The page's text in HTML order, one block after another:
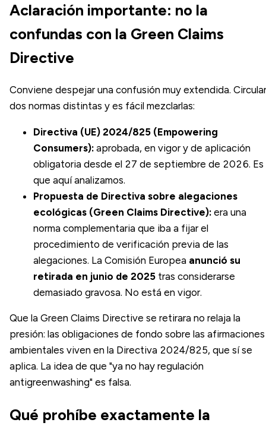
Aclaración importante: no la
confundas con la Green Claims
Directive
Conviene despejar una confusión muy extendida.
dos normas distintas y es fácil mezclarlas:
Directiva (UE) 2024/825 (Empowering
Consumers): aprobada, en vigor y de aplicación
obligatoria desde el 27 de septiembre de 2026. Es
que aquí analizamos.
Propuesta de Directiva sobre alegaciones
ecológicas (Green Claims Directive): era una
norma complementaria que iba a fijar el
procedimiento de verificación previa de las
alegaciones. La Comisión Europea anunció su
retirada en junio de 2025 tras considerarse
demasiado gravosa. No está en vigor.
Que la Green Claims Directive se retirara no relaja la
presión: las obligaciones de fondo sobre las afirmaciones
ambientales viven en la Directiva 2024/825, que sí se
aplica. La idea de que "ya no hay regulación
antigreenwashing" es falsa.
Qué prohíbe exactamente la